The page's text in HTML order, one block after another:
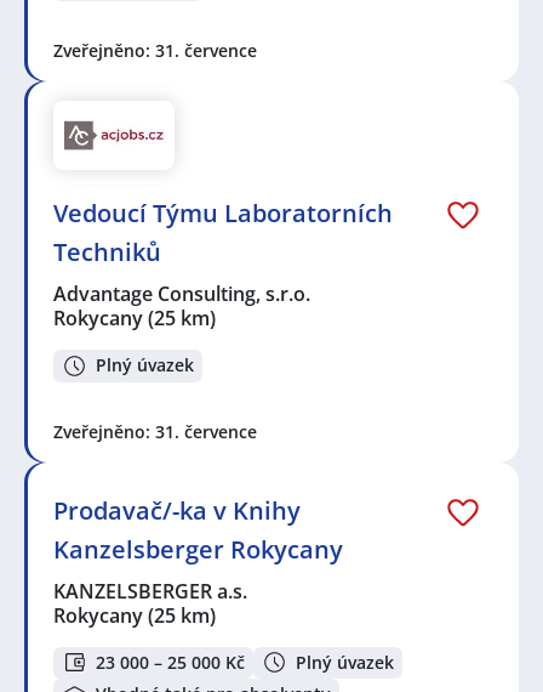
Zveřejněno: 31. července
Vedoucí Týmu Laboratorních
Techniků
Advantage Consulting, s.r.o.
Rokycany(25 km)
Plný úvazek
Zveřejněno: 31. července
Prodavač/-ka v Knihy
Kanzelsberger Rokycany
KANZELSBERGER a.s.
Rokycany(25 km)
23 000 – 25 000 Kč
Plný úvazek